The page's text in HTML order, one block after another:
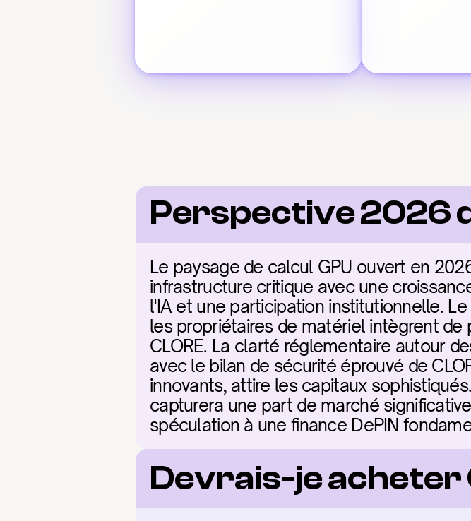
Perspective 2026
Le paysage de calcul GPU ouvert en
infrastructure critique avec une
l'IA et une participation institutionnelle.
les propriétaires de matériel intègrent
CLORE. La clarté réglementaire autour
avec le bilan de sécurité éprouvé de
innovants, attire les capitaux
capturera une part de marché
spéculation à une finance DePIN
Devrais-je acheter